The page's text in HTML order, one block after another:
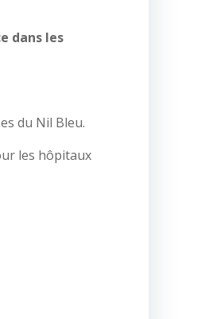
dans les
du Nil Bleu.
les hôpitaux